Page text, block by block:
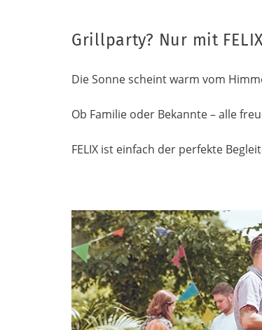
Grillparty? Nur mit
Die Sonne scheint warm vom
Ob Familie oder Bekannte – alle
FELIX ist einfach der perfekte